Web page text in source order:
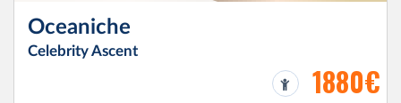
Oceaniche
Celebrity Ascent
1880€